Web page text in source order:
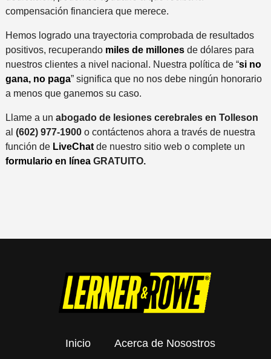
compensación financiera que merece.
Hemos logrado una trayectoria comprobada de resultados
positivos, recuperando miles de millonesde dólares para
nuestros clientes a nivel nacional. Nuestra política de “si no
gana, no paga” significa que no nos debe ningún honorario
a menos que ganemos su caso.
Llame a un abogado de lesiones cerebrales en Tolleson
al (602) 977-1900o contáctenos ahora a través de nuestra
función de LiveChatde nuestro sitio web o complete un
formulario en líneaGRATUITO.
Inicio Acerca de Nosostros